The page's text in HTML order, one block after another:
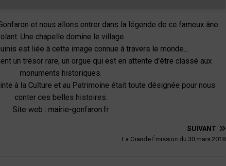
et nous allons entrer dans la légende de ce fameux âne
Une chapelle domine le village.
est liée à cette image connue à travers le monde…
un trésor rare, un orgue qui est en attente d’être classé aux
monuments historiques.
à la Culture et au Patrimoine était toute désignée pour nous
conter ces belles histoires.
Site web : mairie-gonfaron.fr
SUIVANT
La Grande Émission du 30 mars 2018